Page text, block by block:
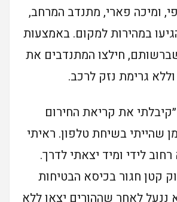
ומיכה פארי, מתנדב המרחב,
במהירות למקום. באמצעות
שברשותם, חילצו המתנדבים את
גרימת נזק לרכב.
את קריאת החירום
שהייתי בשיחת טלפון. ראיתי
לידי ומיד יצאתי לדרך.
קטן חגור בכיסא הבטיחות
ננעל לאחר שההורים יצאו ללא